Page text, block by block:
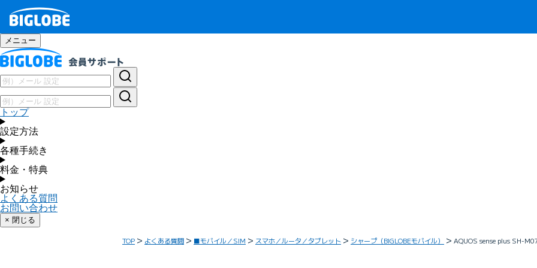
メニュー
トップ
設定方法
各種手続き
料金・特典
お知らせ
よくある質問
お問い合わせ
× 閉じる
TOP よくある質問 ■モバイル／SIM スマホ／ルータ／タブレット シャープ（BIGLOBEモバイル） AQUOS sense plus SH-